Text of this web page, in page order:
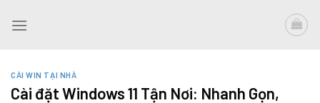
CÀI WIN TẠI NHÀ
Cài đặt Windows 11 Tận Nơi: Nhanh Gọn,